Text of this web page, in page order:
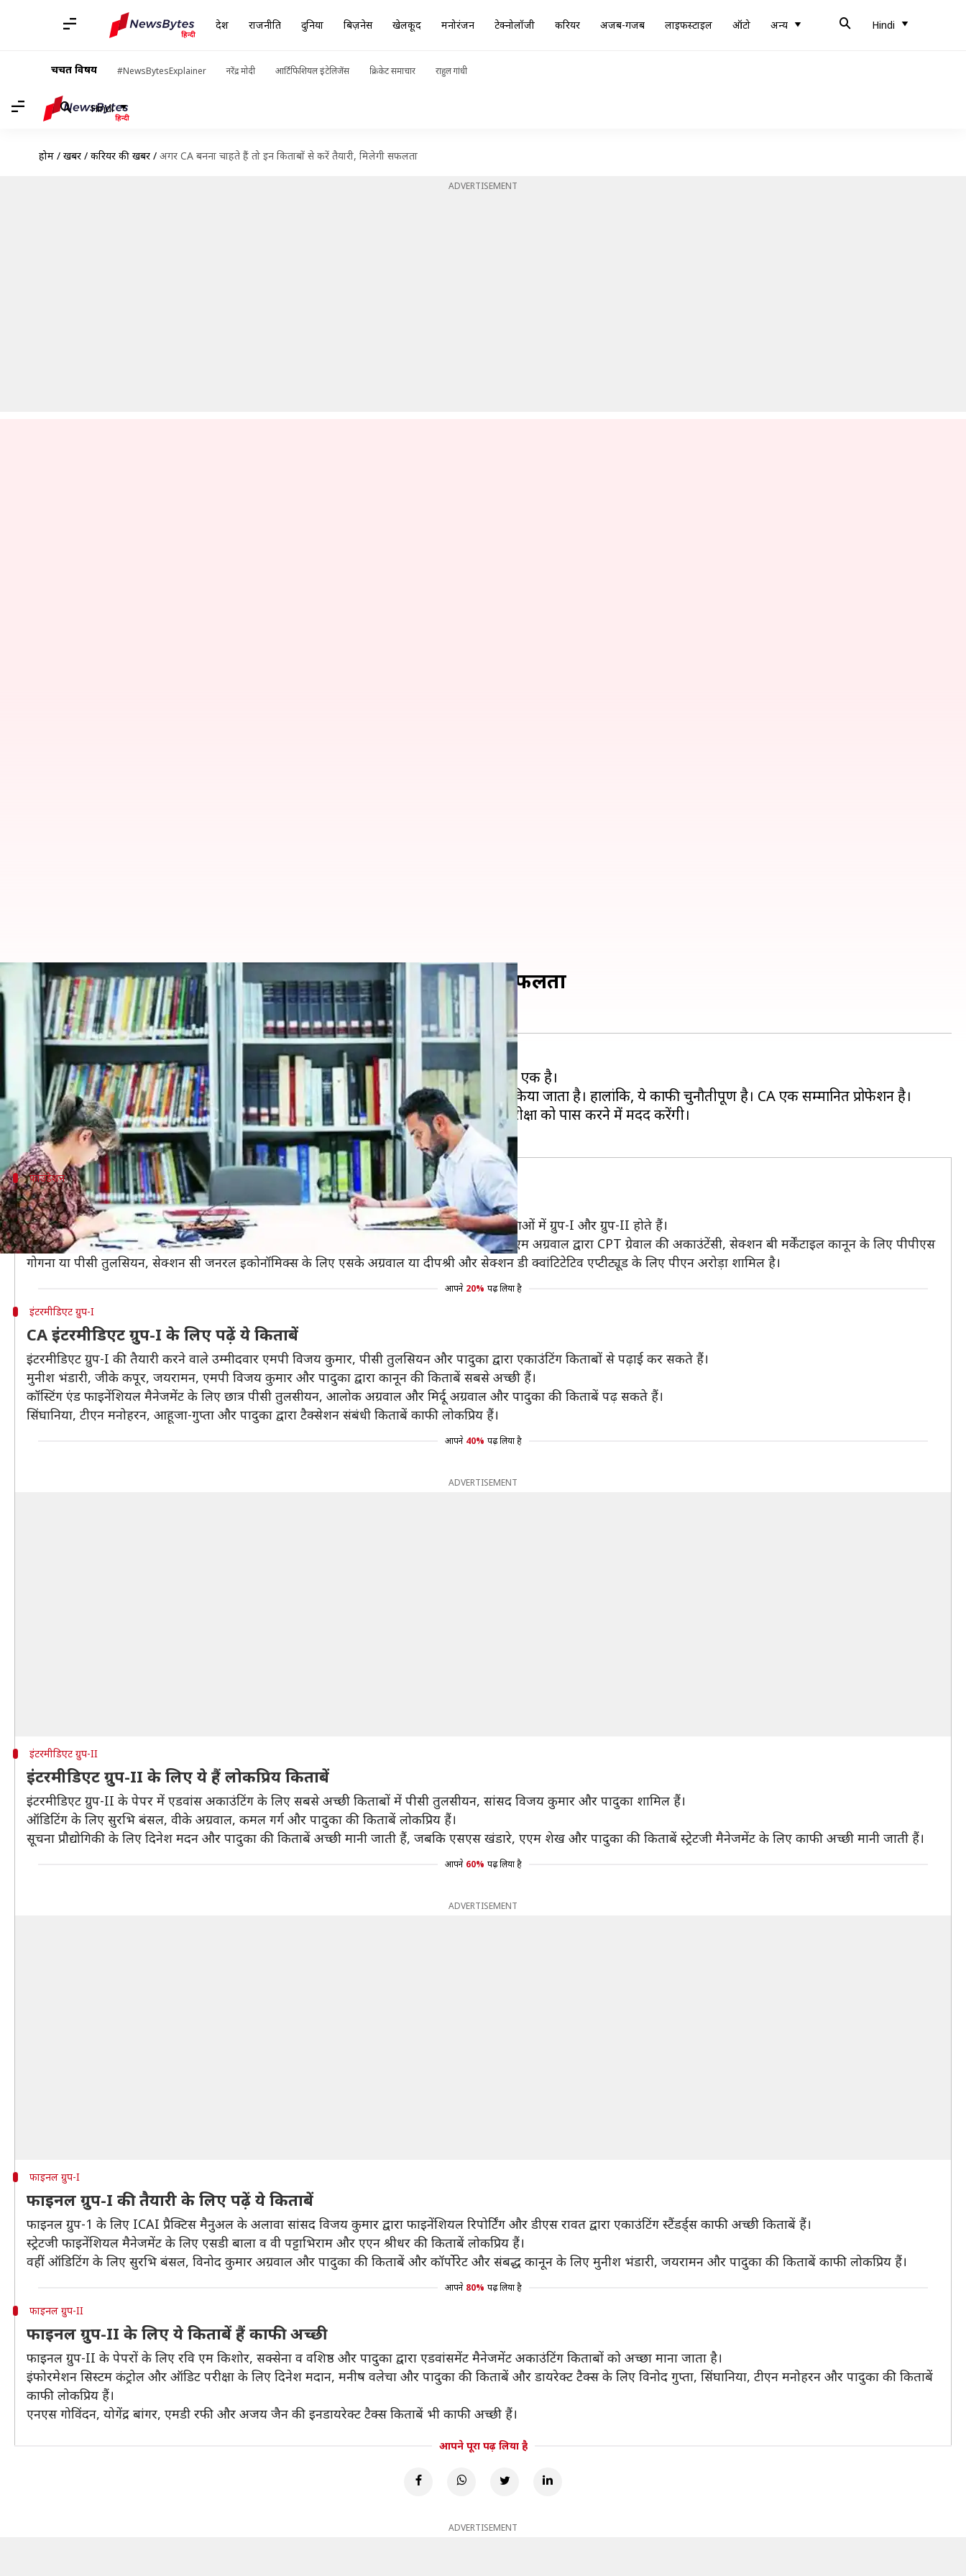
देश राजनीति दुनिया बिज़नेस खेलकूद मनोरंजन टेक्नोलॉजी करियर अजब-गजब लाइफस्टाइल ऑटो अन्य Hindi
चर्चित विषय #NewsBytesExplainer नरेंद्र मोदी आर्टिफिशियल इंटेलिजेंस क्रिकेट समाचार राहुल गांधी
Hindi
होम / खबरें / करियर की खबरें / अगर CA बनना चाहते हैं तो इन किताबों से करें तैयारी, मिलेगी सफलता
ADVERTISEMENT
अगर CA बनना चाहते हैं तो इन किताबों से करें तैयारी, मिलेगी सफलता
मोना दीक्षित Aug 02, 2019 08:50 pm
चार्टर्ड अकाउंटेंसी (CA) देश के सबसे कठिन और सबसे अधिक मांग वाले प्रोफेशनल पाठ्यक्रमों में से एक है।
यह तीन-स्तरीय कार्यक्रम है, जो इंस्टीट्यूट ऑफ चार्टर्ड एकाउंटेंट्स ऑफ इंडिया (ICAI) द्वारा प्रस्तुत किया जाता है। हालांकि, ये काफी चुनौतीपूर्ण है। CA एक सम्मानित प्रोफेशन है।
यहां परीक्षा की तैयारी के लिए सबसे अच्छी कुछ रिफरेंस किताबें दी गई हैं, जो उम्मीदवारों की इस परीक्षा को पास करने में मदद करेंगी।
फाउंडेशन
CA फाउंडेशन के लिए इस किताबों से करें पढ़ाई
CA कोर्स में तीन स्तर फाउंडेशन, इंटरमीडिएट और फाइनल होते हैं। इंटरमीडिएट और अंतिम स्तर की परीक्षाओं में ग्रुप-I और ग्रुप-II होते हैं।
कुछ अच्छी फाउंडेशन रेफरेंस किताबों में सेक्शन ए फंडामेंटल ऑफ अकाउंटिंग के लिए एमपी गुप्ता और बीएम अग्रवाल द्वारा CPT ग्रेवाल की अकाउंटेंसी, सेक्शन बी मर्केंटाइल कानून के लिए पीपीएस
गोगना या पीसी तुलसियन, सेक्शन सी जनरल इकोनॉमिक्स के लिए एसके अग्रवाल या दीपश्री और सेक्शन डी क्वांटिटेटिव एप्टीट्यूड के लिए पीएन अरोड़ा शामिल है।
आपने 20% पढ़ लिया है
इंटरमीडिएट ग्रुप-I
CA इंटरमीडिएट ग्रुप-I के लिए पढ़ें ये किताबें
इंटरमीडिएट ग्रुप-I की तैयारी करने वाले उम्मीदवार एमपी विजय कुमार, पीसी तुलसियन और पादुका द्वारा एकाउंटिंग किताबों से पढ़ाई कर सकते हैं।
मुनीश भंडारी, जीके कपूर, जयरामन, एमपी विजय कुमार और पादुका द्वारा कानून की किताबें सबसे अच्छी हैं।
कॉस्टिंग एंड फाइनेंशियल मैनेजमेंट के लिए छात्र पीसी तुलसीयन, आलोक अग्रवाल और मिर्दू अग्रवाल और पादुका की किताबें पढ़ सकते हैं।
सिंघानिया, टीएन मनोहरन, आहूजा-गुप्ता और पादुका द्वारा टैक्सेशन संबंधी किताबें काफी लोकप्रिय हैं।
आपने 40% पढ़ लिया है
ADVERTISEMENT
इंटरमीडिएट ग्रुप-II
इंटरमीडिएट ग्रुप-II के लिए ये हैं लोकप्रिय किताबें
इंटरमीडिएट ग्रुप-II के पेपर में एडवांस अकाउंटिंग के लिए सबसे अच्छी किताबों में पीसी तुलसीयन, सांसद विजय कुमार और पादुका शामिल हैं।
ऑडिटिंग के लिए सुरभि बंसल, वीके अग्रवाल, कमल गर्ग और पादुका की किताबें लोकप्रिय हैं।
सूचना प्रौद्योगिकी के लिए दिनेश मदन और पादुका की किताबें अच्छी मानी जाती हैं, जबकि एसएस खंडारे, एएम शेख और पादुका की किताबें स्ट्रेटजी मैनेजमेंट के लिए काफी अच्छी मानी जाती हैं।
आपने 60% पढ़ लिया है
ADVERTISEMENT
फाइनल ग्रुप-I
फाइनल ग्रुप-I की तैयारी के लिए पढ़ें ये किताबें
फाइनल ग्रुप-1 के लिए ICAI प्रैक्टिस मैनुअल के अलावा सांसद विजय कुमार द्वारा फाइनेंशियल रिपोर्टिंग और डीएस रावत द्वारा एकाउंटिंग स्टैंडर्ड्स काफी अच्छी किताबें हैं।
स्ट्रेटजी फाइनेंशियल मैनेजमेंट के लिए एसडी बाला व वी पट्टाभिराम और एएन श्रीधर की किताबें लोकप्रिय हैं।
वहीं ऑडिटिंग के लिए सुरभि बंसल, विनोद कुमार अग्रवाल और पादुका की किताबें और कॉर्पोरेट और संबद्ध कानून के लिए मुनीश भंडारी, जयरामन और पादुका की किताबें काफी लोकप्रिय हैं।
आपने 80% पढ़ लिया है
फाइनल ग्रुप-II
फाइनल ग्रुप-II के लिए ये किताबें हैं काफी अच्छी
फाइनल ग्रुप-II के पेपरों के लिए रवि एम किशोर, सक्सेना व वशिष्ठ और पादुका द्वारा एडवांसमेंट मैनेजमेंट अकाउंटिंग किताबों को अच्छा माना जाता है।
इंफोरमेशन सिस्टम कंट्रोल और ऑडिट परीक्षा के लिए दिनेश मदान, मनीष वलेचा और पादुका की किताबें और डायरेक्ट टैक्स के लिए विनोद गुप्ता, सिंघानिया, टीएन मनोहरन और पादुका की किताबें
काफी लोकप्रिय हैं।
एनएस गोविंदन, योगेंद्र बांगर, एमडी रफी और अजय जैन की इनडायरेक्ट टैक्स किताबें भी काफी अच्छी हैं।
आपने पूरा पढ़ लिया है
ADVERTISEMENT